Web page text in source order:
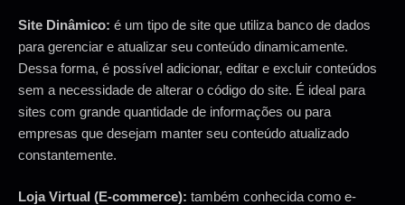
Site Dinâmico: é um tipo de site que utiliza banco de dados
para gerenciar e atualizar seu conteúdo dinamicamente.
Dessa forma, é possível adicionar, editar e excluir conteúdos
sem a necessidade de alterar o código do site. É ideal para
sites com grande quantidade de informações ou para
empresas que desejam manter seu conteúdo atualizado
constantemente.
Loja Virtual (E-commerce): também conhecida como e-